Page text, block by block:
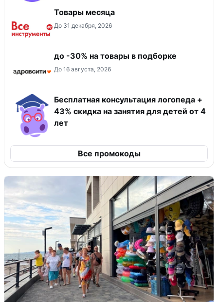
Товары месяца
До 31 декабря, 2026
до -30% на товары в подборке
До 16 августа, 2026
Бесплатная консультация логопеда +
43% скидка на занятия для детей от 4
лет
Все промокоды